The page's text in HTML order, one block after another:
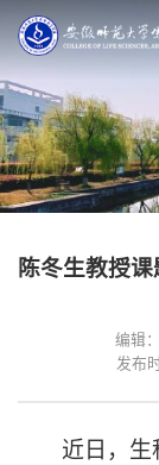
陈冬生教授
编辑
发布
近日，生